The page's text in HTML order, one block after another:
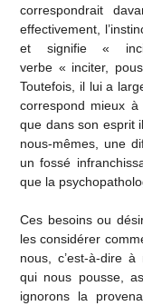
correspondrait
effectivement,
et signifie «
verbe « inciter,
Toutefois, il lui a
correspond mieux
que dans son esprit
nous-mêmes, une
un fossé
que la
Ces besoins ou
les considérer
nous, c’est-à-dire
qui nous pousse,
ignorons la